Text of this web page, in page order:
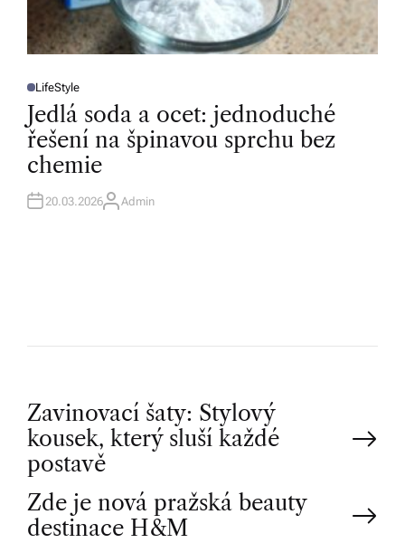
P
O
T
E
D
I
N
LifeStyle
Jedlá soda a ocet: jednoduché
řešení na špinavou sprchu bez
chemie
20.03.2026A
Admin
P
o
s
Zavinovací šaty: Stylový
kousek, který sluší každé
postavě
Zde je nová pražská beauty
destinace H&M